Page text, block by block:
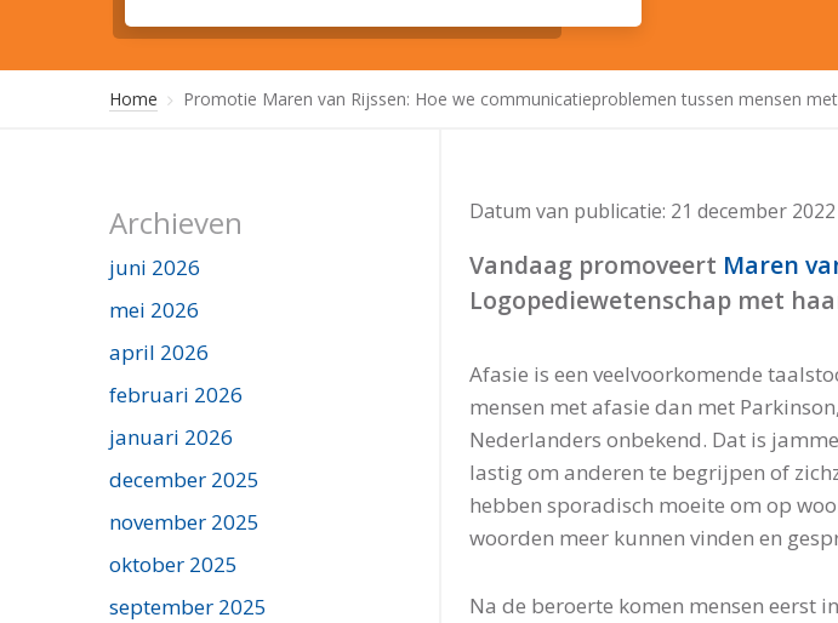
Home Promotie Maren van Rijssen: Hoe we communicatieproblemen tussen mensen
Archieven
juni 2026
mei 2026
april 2026
februari 2026
januari 2026
december 2025
november 2025
oktober 2025
september 2025
Datum van publicatie: 21 december 2022
Vandaag promoveert Maren
Logopediewetenschap met
Afasie is een veelvoorkomende
mensen met afasie dan met
Nederlanders onbekend. Dat is
lastig om anderen te begrijpen of
hebben sporadisch moeite om op
woorden meer kunnen vinden en
Na de beroerte komen mensen eerst